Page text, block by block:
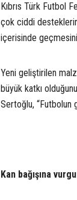
Kıbrıs Türk Futbol
çok ciddi
içerisinde
Yeni geliştirilen
büyük katkı
Sertoğlu, “Futbolun
Kan bağışına vurgu